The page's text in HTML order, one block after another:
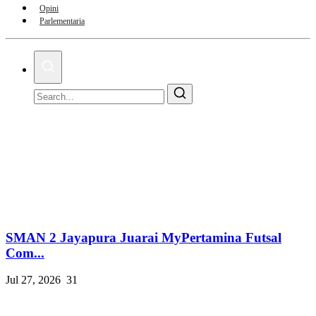
Opini
Parlementaria
SMAN 2 Jayapura Juarai MyPertamina Futsal
Com...
Jul 27, 2026 31